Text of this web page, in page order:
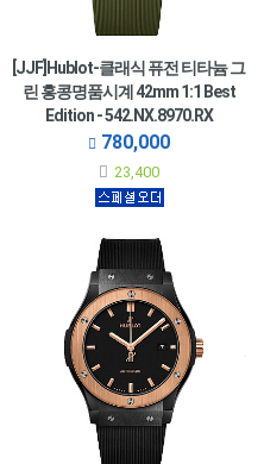
[JJF]Hublot-클래식 퓨전 티타늄 그
린 홍콩명품시계 42mm 1:1 Best
Edition - 542.NX.8970.RX
780,000
23,400